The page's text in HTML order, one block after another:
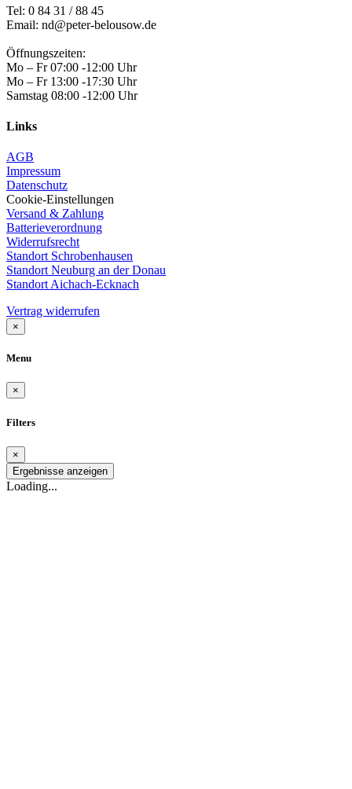
Tel: 0 84 31 / 88 45
Email: nd@peter-belousow.de
Öffnungszeiten:
Mo – Fr 07:00 -12:00 Uhr
Mo – Fr 13:00 -17:30 Uhr
Samstag 08:00 -12:00 Uhr
Links
AGB
Impressum
Datenschutz
Cookie-Einstellungen
Versand & Zahlung
Batterieverordnung
Widerrufsrecht
Standort Schrobenhausen
Standort Neuburg an der Donau
Standort Aichach-Ecknach
Vertrag widerrufen
×
Menu
×
Filters
×
Ergebnisse anzeigen
Loading...